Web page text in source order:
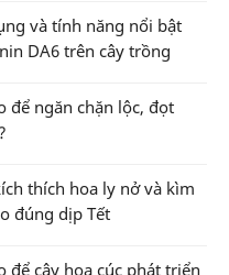
và tính năng nổi bật
DA6 trên cây trồng
để ngăn chặn lộc, đọt
thích hoa ly nở và kìm
đúng dịp Tết
để cây hoa cúc phát triển